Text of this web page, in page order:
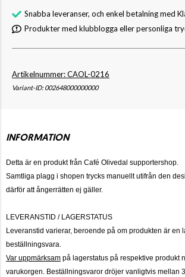
Snabba leveranser, och enkel betalning med
Produkter med klubblogga eller personliga
Artikelnummer: CAOL-0216
Variant-ID: 002648000000000
INFORMATION
Detta är en produkt från Café Olivedal supportershop.
Samtliga plagg i shopen trycks manuellt utifrån den
därför att ångerrätten ej gäller.
LEVERANSTID / LAGERSTATUS
Leveranstid varierar, beroende på om produkten är en
beställningsvara.
Var uppmärksam på lagerstatus på respektive produkt
varukorgen. Beställningsvaror dröjer vanligtvis mellan